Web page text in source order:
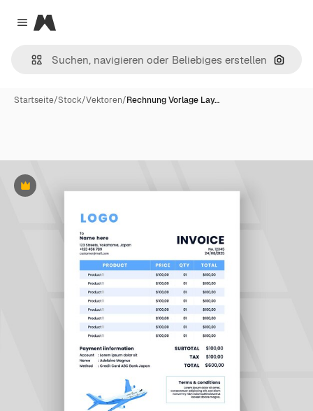
Close menu
Magnific
Nach
Startseite/Stock/Vektoren/Rechnung Vorlage Lay…
Premium